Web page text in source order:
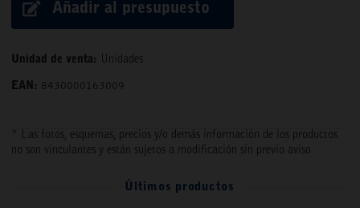
Añadir al presupuesto
Unidad de venta: Unidades
EAN: 8430000163009
* Las fotos, esquemas, precios y/o demás información de los productos
no son vinculantes y están sujetos a modificación sin previo aviso
Últimos productos